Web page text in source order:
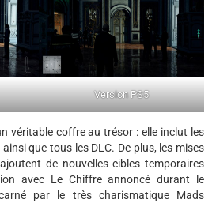
Version PS5
véritable coffre au trésor : elle inclut les
que tous les DLC. De plus, les mises
de nouvelles cibles temporaires
avec Le Chiffre annoncé durant le
par le très charismatique Mads